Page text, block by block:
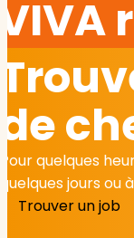
de
Pour quelques
quelques jours ou
Trouver un job